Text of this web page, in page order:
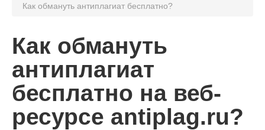
Партнерам
О сервисе
Как обмануть антиплагиат бесплатно?
Как обмануть
антиплагиат
бесплатно на веб-
ресурсе antiplag.ru?